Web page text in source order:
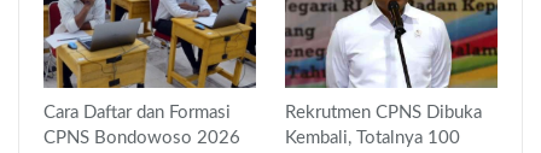
Cara Daftar dan Formasi
CPNS Bondowoso 2026
Rekrutmen CPNS Dibuka
Kembali, Totalnya 100